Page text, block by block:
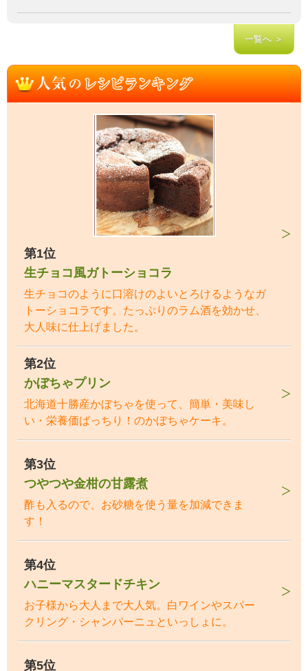
一覧へ ＞
第1位
生チョコ風ガトーショコラ
生チョコのように口溶けのよいとろけるようなガ
トーショコラです。たっぷりのラム酒を効かせ、
大人味に仕上げました。
第2位
かぼちゃプリン
北海道十勝産かぼちゃを使って、簡単・美味し
い・栄養価ばっちり！のかぼちゃケーキ。
第3位
つやつや金柑の甘露煮
酢も入るので、お砂糖を使う量を加減できま
す！
第4位
ハニーマスタードチキン
お子様から大人まで大人気。白ワインやスパー
クリング・シャンパーニュといっしょに。
第5位